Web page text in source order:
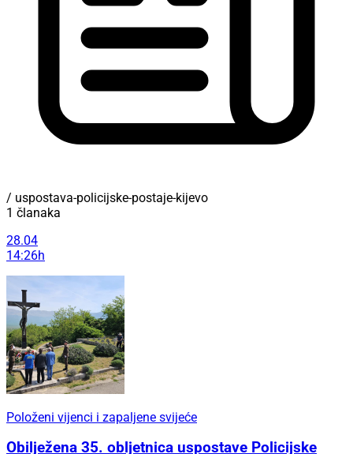
/ uspostava-policijske-postaje-kijevo
1 članaka
28.04
14:26h
Položeni vijenci i zapaljene svijeće
Obilježena 35. obljetnica uspostave Policijske